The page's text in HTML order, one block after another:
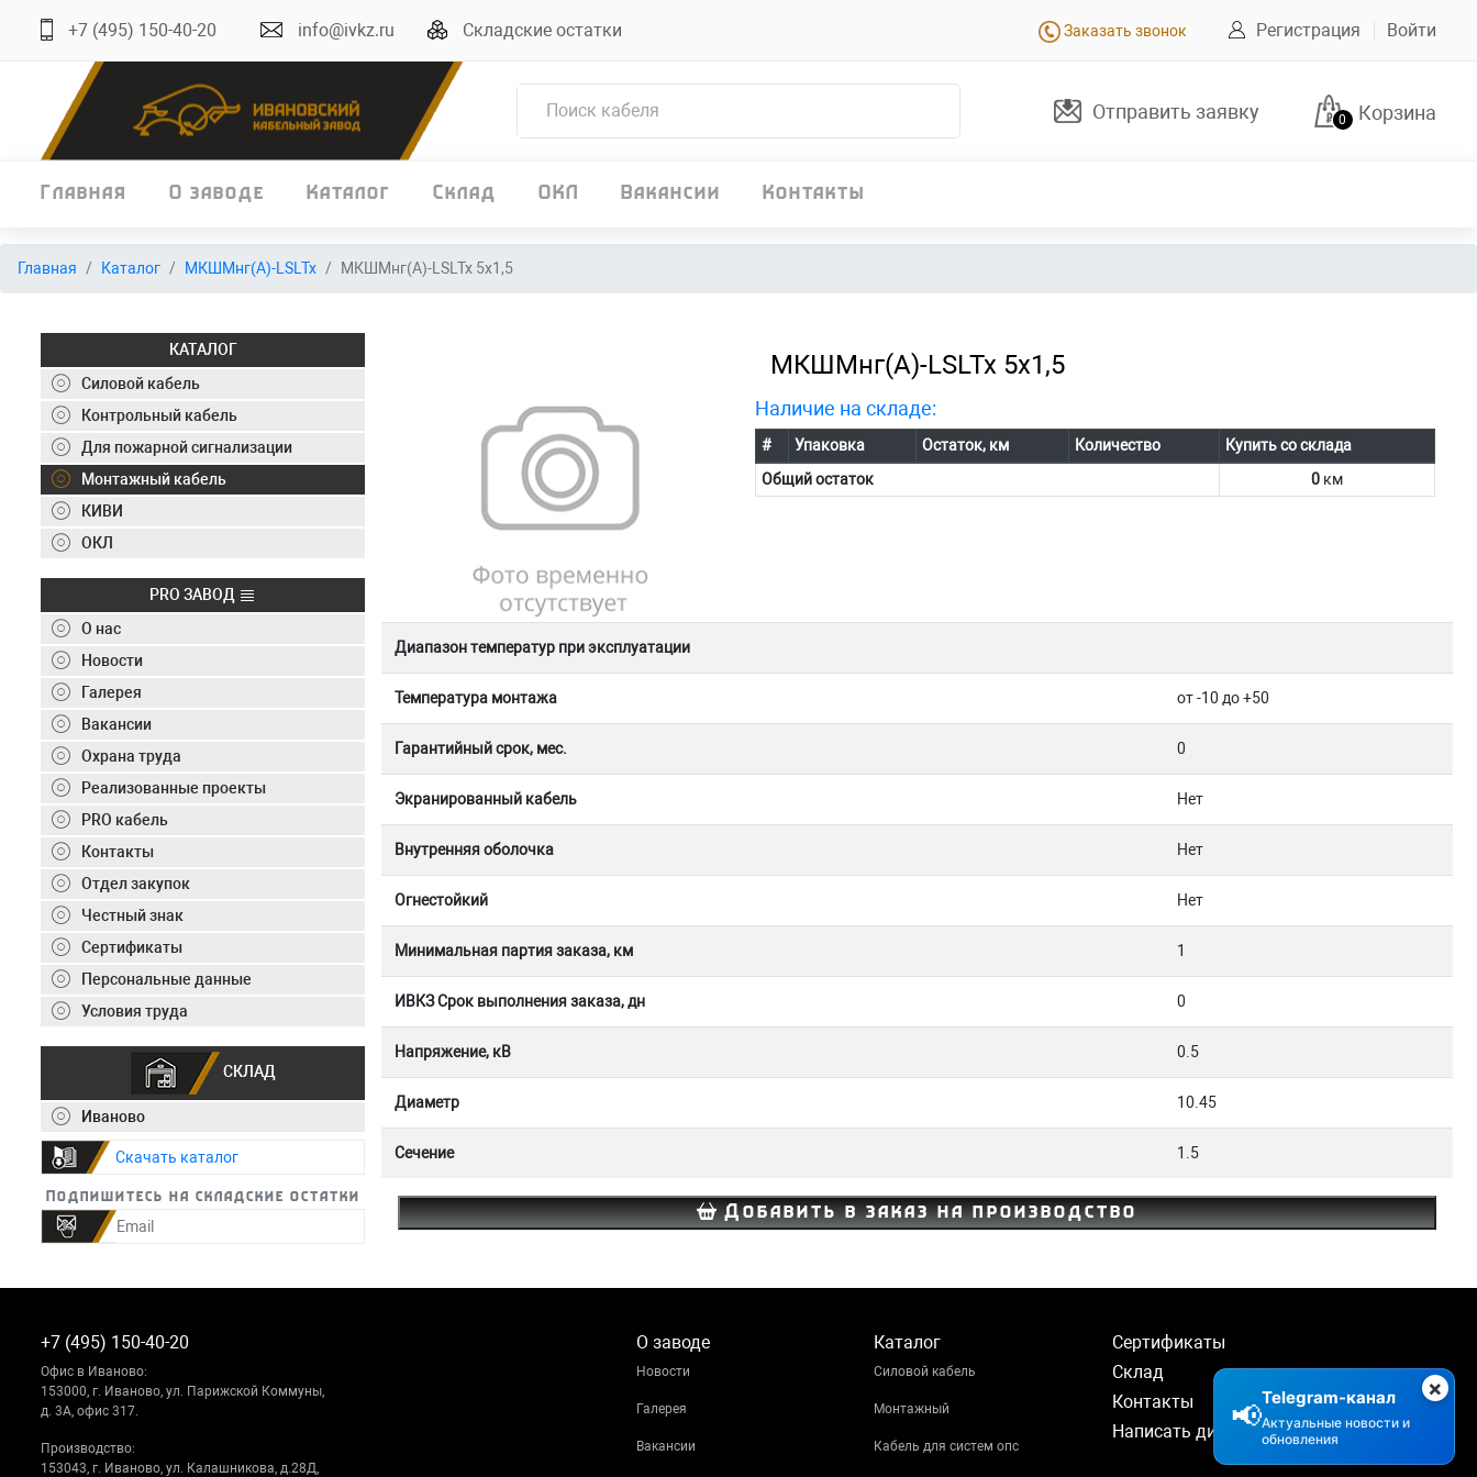
+7 (495) 150-40-20 info@ivkz.ru Складские остатки Заказать звонок Регистрация Войти
Отправить заявку 0 Корзина
Главная О заводе Каталог Склад ОКЛ Вакансии Контакты
Главная
Склад
ОКЛ
Вакансии
Контакты
+7 (495) 150-40-20
Отправить заявку
+7 (495) 150-40-20
Главная Каталог МКШМнг(А)-LSLTx МКШМнг(А)-LSLTx 5х1,5
КАТАЛОГ
Силовой кабель
Контрольный кабель
Для пожарной сигнализации
Монтажный кабель
КИВИ
ОКЛ
PRO ЗАВОД
О нас
Новости
Галерея
Вакансии
Охрана труда
Реализованные проекты
PRO кабель
Контакты
Отдел закупок
Честный знак
Сертификаты
Персональные данные
Условия труда
СКЛАД
Иваново
Скачать каталог
Подпишитесь на складские остатки
МКШМнг(А)-LSLTx 5х1,5
Наличие на складе:
# Упаковка Остаток, км Количество
Купить со склада
Общий остаток
0км
Диапазон температур при эксплуатации
Температура монтажа от -10 до +50
Гарантийный срок, мес. 0
Экранированный кабель Нет
Внутренняя оболочка Нет
Огнестойкий Нет
Минимальная партия заказа, км 1
ИВКЗ Срок выполнения заказа, дн 0
Напряжение, кВ 0.5
Диаметр 10.45
Сечение 1.5
Добавить в заказ на производство
+7 (495) 150-40-20
Офис в Иваново:
153000, г. Иваново, ул. Парижской Коммуны,
д. 3А, офис 317.
Производство:
153043, г. Иваново, ул. Калашникова, д.28Д,
О заводе
Новости
Галерея
Вакансии
Каталог
Силовой кабель
Монтажный
Кабель для систем опс
Сертификаты
Склад
Контакты
Написать директору
×
📢
Telegram-канал
Актуальные новости и
обновления